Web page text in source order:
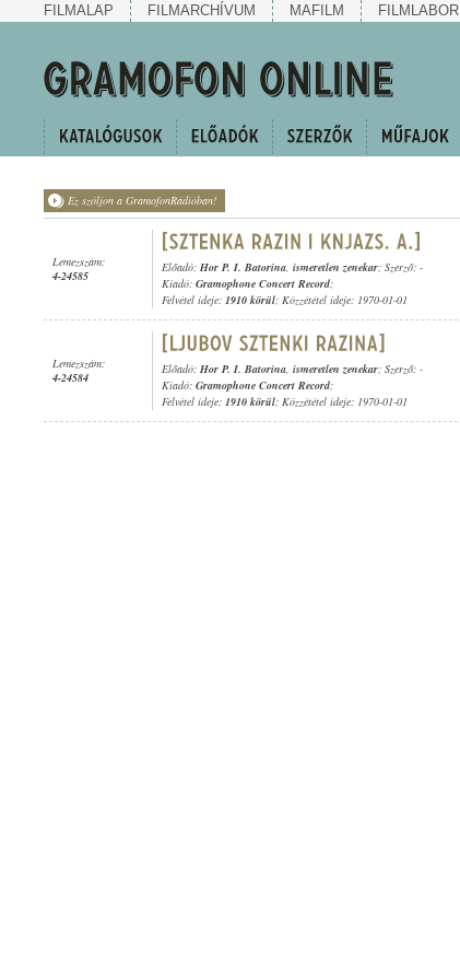
FILMALAP FILMARCHÍVUM MAFILM FILMLABOR
Ez szóljon a GramofonRádióban!
Lemezszám:
4-24585
Előadó: Hor P. I. Batorina, ismeretlen zenekar; Szerző: -
Kiadó: Gramophone Concert Record;
Felvétel ideje: 1910 körül; Közzététel ideje: 1970-01-01
Lemezszám:
4-24584
Előadó: Hor P. I. Batorina, ismeretlen zenekar; Szerző: -
Kiadó: Gramophone Concert Record;
Felvétel ideje: 1910 körül; Közzététel ideje: 1970-01-01